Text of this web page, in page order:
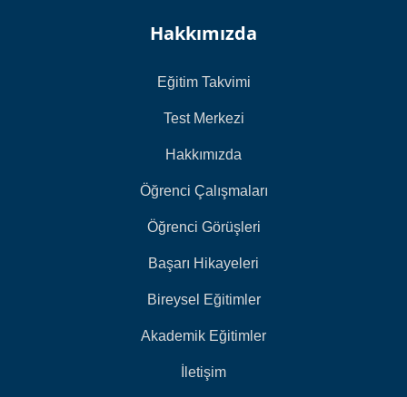
Hakkımızda
Eğitim Takvimi
Test Merkezi
Hakkımızda
Öğrenci Çalışmaları
Öğrenci Görüşleri
Başarı Hikayeleri
Bireysel Eğitimler
Akademik Eğitimler
İletişim